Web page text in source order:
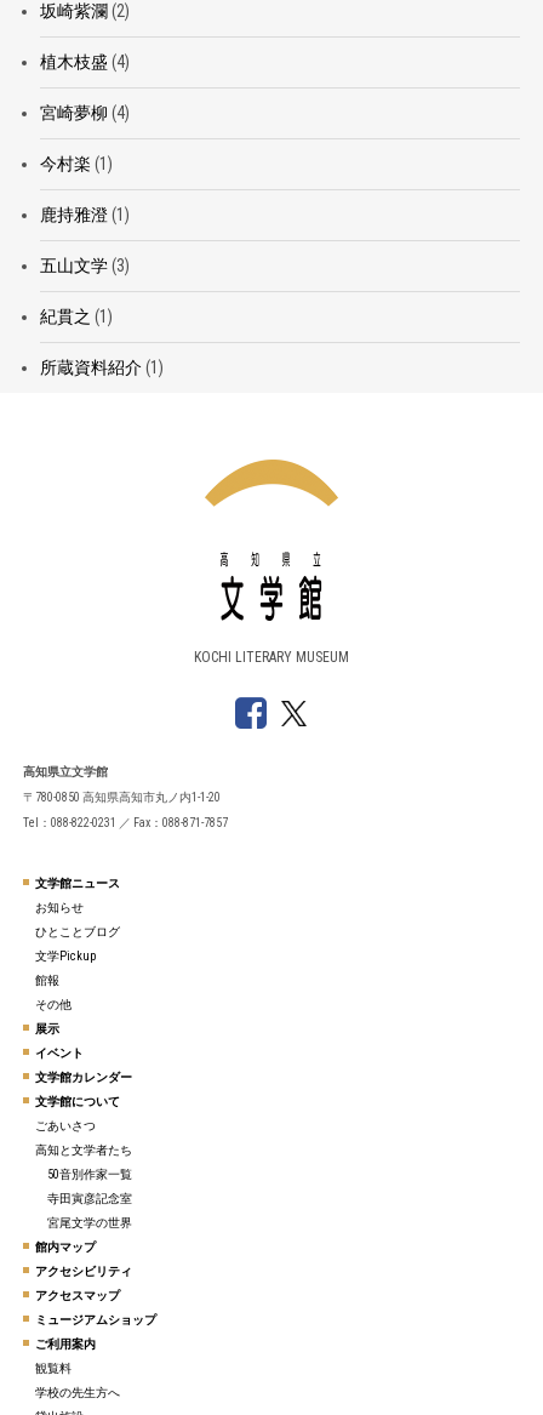
坂崎紫瀾 (2)
植木枝盛 (4)
宮崎夢柳 (4)
今村楽 (1)
鹿持雅澄(1)
五山文学(3)
紀貫之 (1)
所蔵資料紹介(1)
KOCHI LITERARY MUSEUM
高知県立文学館
〒780-0850 高知県高知市丸ノ内1-1-20
Tel：088-822-0231 ／ Fax：088-871-7857
文学館ニュース
お知らせ
ひとことブログ
文学Pickup
館報
その他
展示
イベント
文学館カレンダー
文学館について
ごあいさつ
高知と文学者たち
50音別作家一覧
寺田寅彦記念室
宮尾文学の世界
館内マップ
アクセシビリティ
アクセスマップ
ミュージアムショップ
ご利用案内
観覧料
学校の先生方へ